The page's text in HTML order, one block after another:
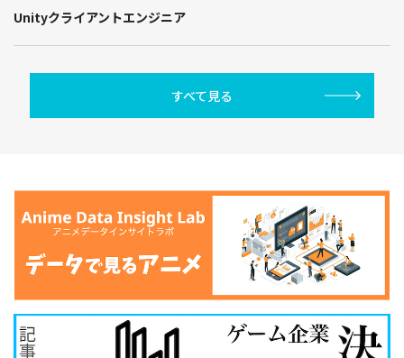
Unityクライアントエンジニア
すべて見る